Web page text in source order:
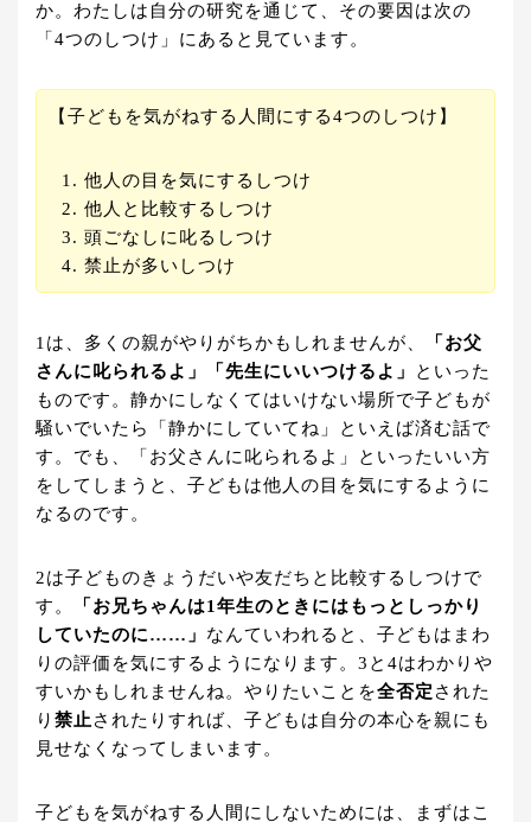
か。わたしは自分の研究を通じて、その要因は次の
「4つのしつけ」にあると見ています。
【子どもを気がねする人間にする4つのしつけ】
他人の目を気にするしつけ
他人と比較するしつけ
頭ごなしに叱るしつけ
禁止が多いしつけ
1は、多くの親がやりがちかもしれませんが、
「お父
さんに叱られるよ」「先生にいいつけるよ」
といった
ものです。静かにしなくてはいけない場所で子どもが
騒いでいたら「静かにしていてね」といえば済む話で
す。でも、「お父さんに叱られるよ」といったいい方
をしてしまうと、子どもは他人の目を気にするように
なるのです。
2は子どものきょうだいや友だちと比較するしつけで
す。
「お兄ちゃんは1年生のときにはもっとしっかり
していたのに……」 なんていわれると、子どもはまわ
りの評価を気にするようになります。3と4はわかりや
すいかもしれませんね。やりたいことを全否定 された
り 禁止 されたりすれば、子どもは自分の本心を親にも
見せなくなってしまいます。
子どもを気がねする人間にしないためには、まずはこ